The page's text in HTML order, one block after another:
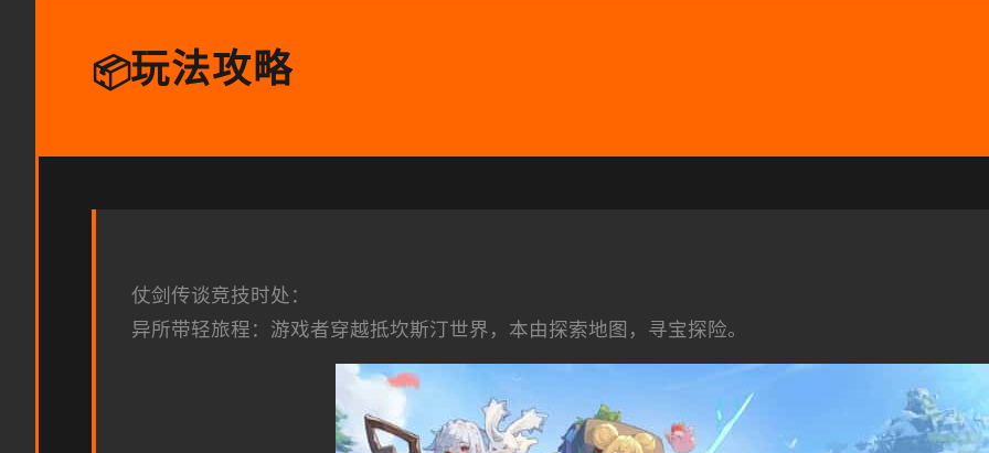
📦玩法攻略
仗剑传谈竞技时处：
异所带轻旅程：游戏者穿越抵坎斯汀世界，本由探索地图，寻宝探险。